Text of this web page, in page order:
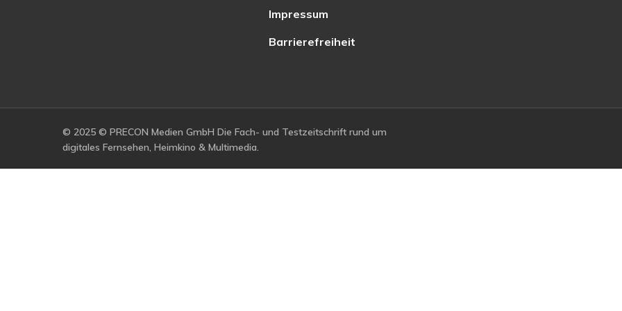
Impressum
Barrierefreiheit
© 2025 © PRECON Medien GmbH Die Fach- und Testzeitschrift rund um
digitales Fernsehen, Heimkino & Multimedia.